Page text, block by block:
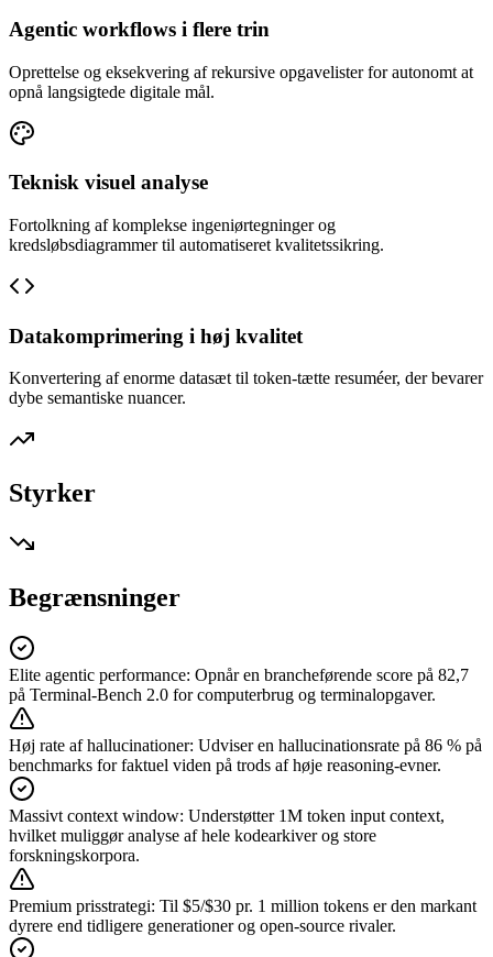
Agentic workflows i flere trin
Oprettelse og eksekvering af rekursive opgavelister for autonomt at
opnå langsigtede digitale mål.
Teknisk visuel analyse
Fortolkning af komplekse ingeniørtegninger og
kredsløbsdiagrammer til automatiseret kvalitetssikring.
Datakomprimering i høj kvalitet
Konvertering af enorme datasæt til token-tætte resuméer, der bevarer
dybe semantiske nuancer.
Styrker
Begrænsninger
Elite agentic performance: Opnår en brancheførende score på 82,7
på Terminal-Bench 2.0 for computerbrug og terminalopgaver.
Høj rate af hallucinationer: Udviser en hallucinationsrate på 86 % på
benchmarks for faktuel viden på trods af høje reasoning-evner.
Massivt context window: Understøtter 1M token input context,
hvilket muliggør analyse af hele kodearkiver og store
forskningskorpora.
Premium prisstrategi: Til $5/$30 pr. 1 million tokens er den markant
dyrere end tidligere generationer og open-source rivaler.